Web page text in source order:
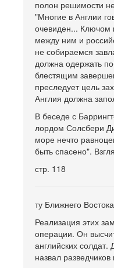
полон решимости
"Многие в Англии
очевиден... Ключом
между ним и
не собираемся
должна одержать
блестящим
преследует цель
Англия должна
В беседе с
лордом Солсбери
море нечто
быть спасено".
стр. 118
ту Ближнего
Реализация этих
операции. Он
английских
назвал